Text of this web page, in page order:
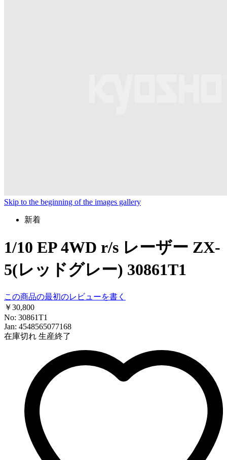
Skip to the beginning of the images gallery
新着
1/10 EP 4WD r/s レーザー ZX-
5(レッドグレー) 30861T1
この商品の最初のレビューを書く
￥30,800
No: 30861T1
Jan: 4548565077168
在庫切れ 生産終了